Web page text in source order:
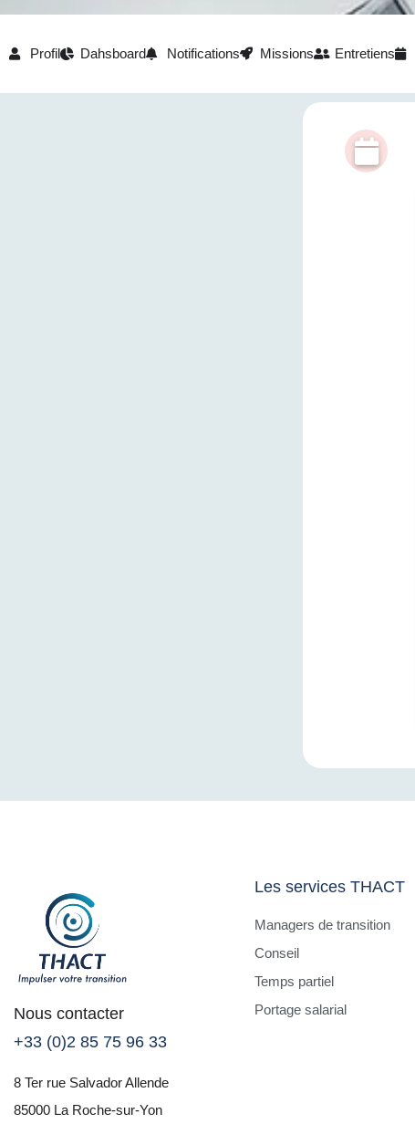
Profil Dahsboard Notifications Missions Entretiens
Nous contacter
+33 (0)2 85 75 96 33
8 Ter rue Salvador Allende
85000 La Roche-sur-Yon
Les services THACT
Managers de transition
Conseil
Temps partiel
Portage salarial